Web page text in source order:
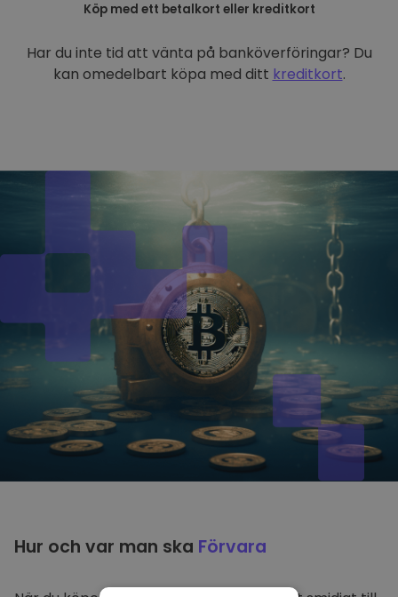
Köp med ett betalkort eller kreditkort
Har du inte tid att vänta på banköverföringar? Du
kan omedelbart köpa med ditt kreditkort.
Hur och var man ska Förvara